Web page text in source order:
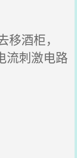
酒柜，
流刺激电路